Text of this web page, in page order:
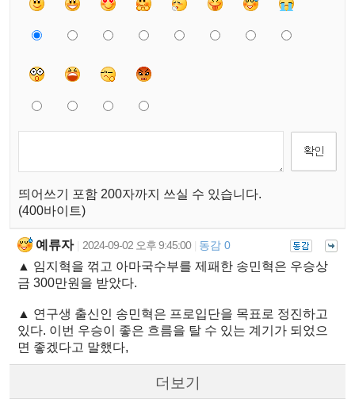
띄어쓰기 포함 200자까지 쓰실 수 있습니다.
(400바이트)
예류자 2024-09-02 오후 9:45:00 동감 0
▲ 임지혁을 꺾고 아마국수부를 제패한 송민혁은 우승상
금 300만원을 받았다.
▲ 연구생 출신인 송민혁은 프로입단을 목표로 정진하고
있다. 이번 우승이 좋은 흐름을 탈 수 있는 계기가 되었으
면 좋겠다고 말했다,
더보기